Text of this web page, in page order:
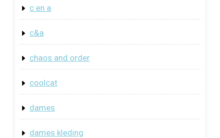
c en a
c&a
chaos and order
coolcat
dames
dames kleding